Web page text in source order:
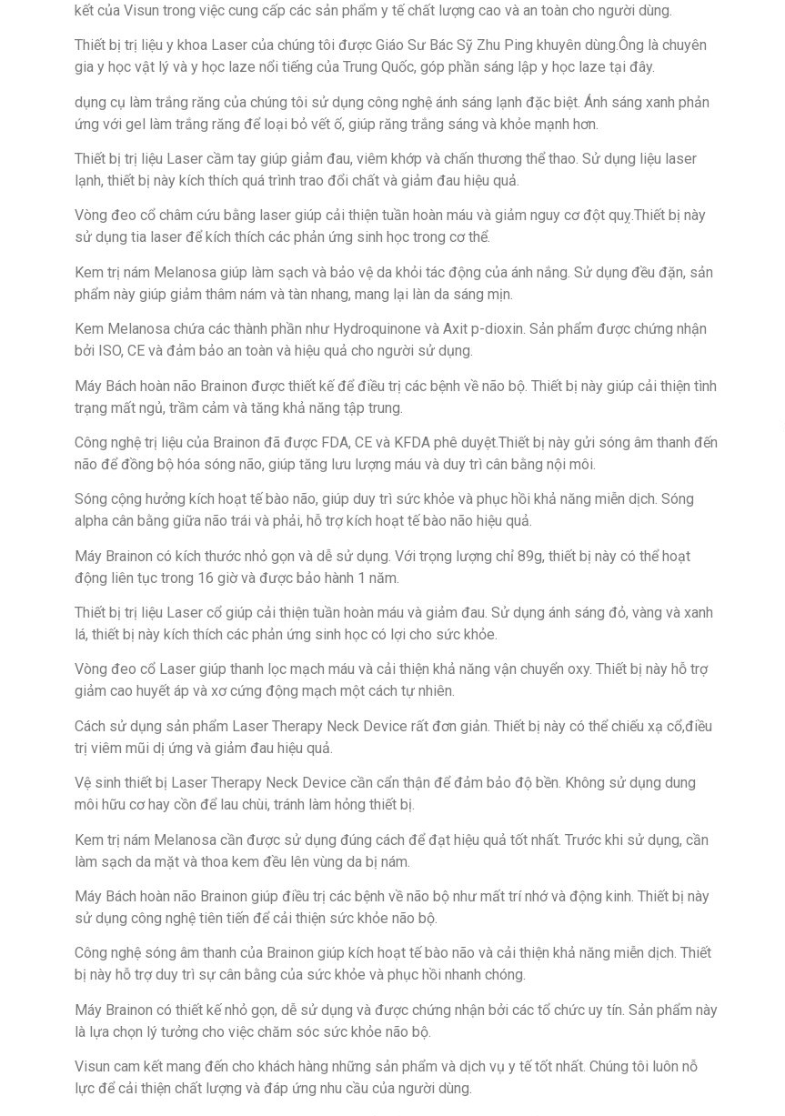
kết của Visun trong việc cung cấp các sản phẩm y tế chất lượng cao và an toàn cho người dùng.
Thiết bị trị liệu y khoa Laser của chúng tôi được Giáo Sư Bác Sỹ Zhu Ping khuyên dùng.Ông là chuyên
gia y học vật lý và y học laze nổi tiếng của Trung Quốc, góp phần sáng lập y học laze tại đây.
dụng cụ làm trắng răng của chúng tôi sử dụng công nghệ ánh sáng lạnh đặc biệt. Ánh sáng xanh phản
ứng với gel làm trắng răng để loại bỏ vết ố, giúp răng trắng sáng và khỏe mạnh hơn.
Thiết bị trị liệu Laser cầm tay giúp giảm đau, viêm khớp và chấn thương thể thao. Sử dụng liệu laser
lạnh, thiết bị này kích thích quá trình trao đổi chất và giảm đau hiệu quả.
Vòng đeo cổ châm cứu bằng laser giúp cải thiện tuần hoàn máu và giảm nguy cơ đột quỵ.Thiết bị này
sử dụng tia laser để kích thích các phản ứng sinh học trong cơ thể.
Kem trị nám Melanosa giúp làm sạch và bảo vệ da khỏi tác động của ánh nắng. Sử dụng đều đặn, sản
phẩm này giúp giảm thâm nám và tàn nhang, mang lại làn da sáng mịn.
Kem Melanosa chứa các thành phần như Hydroquinone và Axit p-dioxin. Sản phẩm được chứng nhận
bởi ISO, CE và đảm bảo an toàn và hiệu quả cho người sử dụng.
Máy Bách hoàn não Brainon được thiết kế để điều trị các bệnh về não bộ. Thiết bị này giúp cải thiện tình
trạng mất ngủ, trầm cảm và tăng khả năng tập trung.
Công nghệ trị liệu của Brainon đã được FDA, CE và KFDA phê duyệt.Thiết bị này gửi sóng âm thanh đến
não để đồng bộ hóa sóng não, giúp tăng lưu lượng máu và duy trì cân bằng nội môi.
Sóng cộng hưởng kích hoạt tế bào não, giúp duy trì sức khỏe và phục hồi khả năng miễn dịch. Sóng
alpha cân bằng giữa não trái và phải, hỗ trợ kích hoạt tế bào não hiệu quả.
Máy Brainon có kích thước nhỏ gọn và dễ sử dụng. Với trọng lượng chỉ 89g, thiết bị này có thể hoạt
động liên tục trong 16 giờ và được bảo hành 1 năm.
Thiết bị trị liệu Laser cổ giúp cải thiện tuần hoàn máu và giảm đau. Sử dụng ánh sáng đỏ, vàng và xanh
lá, thiết bị này kích thích các phản ứng sinh học có lợi cho sức khỏe.
Vòng đeo cổ Laser giúp thanh lọc mạch máu và cải thiện khả năng vận chuyển oxy. Thiết bị này hỗ trợ
giảm cao huyết áp và xơ cứng động mạch một cách tự nhiên.
Cách sử dụng sản phẩm Laser Therapy Neck Device rất đơn giản. Thiết bị này có thể chiếu xạ cổ,điều
trị viêm mũi dị ứng và giảm đau hiệu quả.
Vệ sinh thiết bị Laser Therapy Neck Device cần cẩn thận để đảm bảo độ bền. Không sử dụng dung
môi hữu cơ hay cồn để lau chùi, tránh làm hỏng thiết bị.
Kem trị nám Melanosa cần được sử dụng đúng cách để đạt hiệu quả tốt nhất. Trước khi sử dụng, cần
làm sạch da mặt và thoa kem đều lên vùng da bị nám.
Máy Bách hoàn não Brainon giúp điều trị các bệnh về não bộ như mất trí nhớ và động kinh. Thiết bị này
sử dụng công nghệ tiên tiến để cải thiện sức khỏe não bộ.
Công nghệ sóng âm thanh của Brainon giúp kích hoạt tế bào não và cải thiện khả năng miễn dịch. Thiết
bị này hỗ trợ duy trì sự cân bằng của sức khỏe và phục hồi nhanh chóng.
Máy Brainon có thiết kế nhỏ gọn, dễ sử dụng và được chứng nhận bởi các tổ chức uy tín. Sản phẩm này
là lựa chọn lý tưởng cho việc chăm sóc sức khỏe não bộ.
Visun cam kết mang đến cho khách hàng những sản phẩm và dịch vụ y tế tốt nhất. Chúng tôi luôn nỗ
lực để cải thiện chất lượng và đáp ứng nhu cầu của người dùng.